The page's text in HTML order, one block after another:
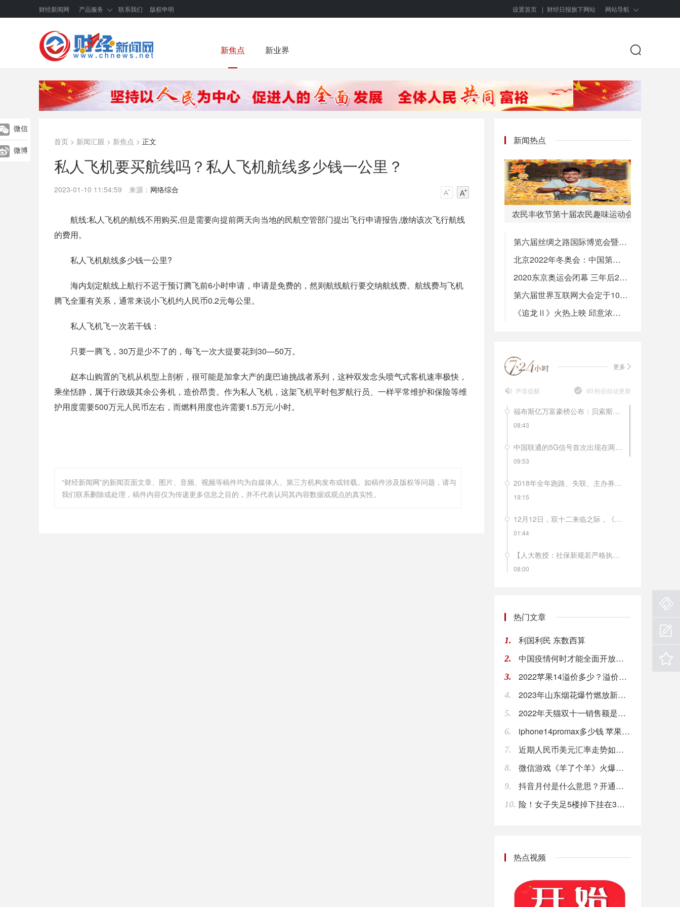
财经新闻网 产品服务 联系我们 版权申明 设置首页 | 财经日报旗下网站 网站导航
新焦点 新业界
微信
微博
首页 > 新闻汇眼 > 新焦点 > 正文
私人飞机要买航线吗？私人飞机航线多少钱一公里？
2023-01-10 11:54:59 来源： 网络综合
航线:私人飞机的航线不用购买,但是需要向提前两天向当地的民航空管部门提出飞行申请报告,缴纳该次飞行航线
的费用。
私人飞机航线多少钱一公里?
海内划定航线上航行不迟于预订腾飞前6小时申请，申请是免费的，然则航线航行要交纳航线费。航线费与飞机
腾飞全重有关系，通常来说小飞机约人民币0.2元每公里。
私人飞机飞一次若干钱：
只要一腾飞，30万是少不了的，每飞一次大提要花到30—50万。
赵本山购置的飞机从机型上剖析，很可能是加拿大产的庞巴迪挑战者系列，这种双发念头喷气式客机速率极快，
乘坐恬静，属于行政级其余公务机，造价昂贵。作为私人飞机，这架飞机平时包罗航行员、一样平常维护和保险等维
护用度需要500万元人民币左右，而燃料用度也许需要1.5万元/小时。
“财经新闻网”的新闻页面文章、图片、音频、视频等稿件均为自媒体人、第三方机构发布或转载。如稿件涉及版权等问题，请与
我们联系删除或处理，稿件内容仅为传递更多信息之目的，并不代表认同其内容数据或观点的真实性。
新闻热点
农民丰收节第十届农民趣味运动会“春种秋收”
第六届丝绸之路国际博览会暨投资贸易洽谈会在西安开幕
北京2022年冬奥会：中国第三创历史新高 2026年冬奥会再聚
2020东京奥运会闭幕 三年后2024年巴黎奥运会见
第六届世界互联网大会定于10月20日在乌镇举行
《追龙Ⅱ》火热上映 邱意浓化身性感“兔兔”
更多
声音提醒 60秒后自动更新
福布斯亿万富豪榜公布：贝索斯再夺冠，马化腾居于第20位！
08:43
中国联通的5G信号首次出现在两会上。记者3月1日上午在北京梅地亚两会新闻中心的现场看到，中国联通的5G信号已经实现了在新闻中心的全覆盖。
09:53
2018年全年跑路、失联、主办券商风险提示……这样的“黑天鹅”今年以来在新三板频频发生。据不完全统计，今年以来已有近20家新三板公司董事长失联。
19:15
12月12日，双十二来临之际，《南方周末》的一篇报道就解开了不少人的困惑，南极人品牌所有商品均不自己生产，品牌的拥有方南极电商只是品牌的运营方和吊牌的出售者。网上的南极人店铺有多少呢？目前南极人旗下全品牌授权经销商有846家，合作经销商3427家，授权店铺4442家。从2018年年初至今，南极人已经14次被国家质监部门及地方消费者协会拉入不合格产品黑名单。这样的滥授权，会不会毁掉南极人这个品牌？
01:44
【人大教授：社保新规若严格执行 企业负担将增长50% 】人大财政金融学院副教授马光荣表示，如果现有参保职工严格按照实际工资作为缴费基数，同时法定缴费率严格按照28%执行的话，整个企业部门的社保缴费负担上升50%左右，企业的用工成本会上升7.5%，企业的利润会下降8.2%。短期之内，因为工资有黏性，所以社保费负担的上升主要由企业承担；但是中长期看的话，用工成本上升导致部分制造业企业可能会出现外迁，工人工资会下降。
08:00
08:00
欧盟首席英国退欧事务谈判官Barnier：在未来6到8周达成脱欧协议是“现实的“。
08:00
欧盟首席英国退欧事务谈判官Barnier：我们有义务控制外部边界的商品流动。
08:00
美银美林：若在美国制造，iPhone可能贵20%。
08:00
利比亚国家石油公司总裁Sanalla称，国家石油公司总部遇袭事件对石油生产没有影响。
08:00
【腾讯投资部否认投资子弹短信：并无此事】针对“投资子弹短信”一事，腾讯投资并购部回应，表示并无此事。罗永浩 之前在微博提到，子弹短信上线第二天腾讯投资部就打去电话，看看投资的情况。罗永浩称，子弹短信不足以挑战微信，但能拿10%-20%份额，做到几十亿甚至上百亿估值。
08:00
Fred’s（FRED）股价周一飙升，目前涨超50%；此前，该公司宣布以1.65亿美元的价格将一些药房档案出售给Walgreens。
08:00
热门文章
1. 利国利民 东数西算
2. 中国疫情何时才能全面开放？ 2024年疫情能结束吗
3. 2022苹果14溢价多少？溢价时间段或将持续一到两个月
4. 2023年山东烟花爆竹燃放新规：2023山东烟花爆竹解禁放令了吗？
5. 2022年天猫双十一销售额是多少？数据报告新消息查询
6. iphone14promax多少钱 苹果14promax官网价格最新售价
7. 近期人民币美元汇率走势如何？2023年人民币将大幅贬值真的吗？
8. 微信游戏《羊了个羊》火爆是什么情况？回应无抄袭就是太难
9. 抖音月付是什么意思？开通抖音月付影响征信吗？
10. 险！女子失足5楼掉下挂在3楼雨棚
热点视频